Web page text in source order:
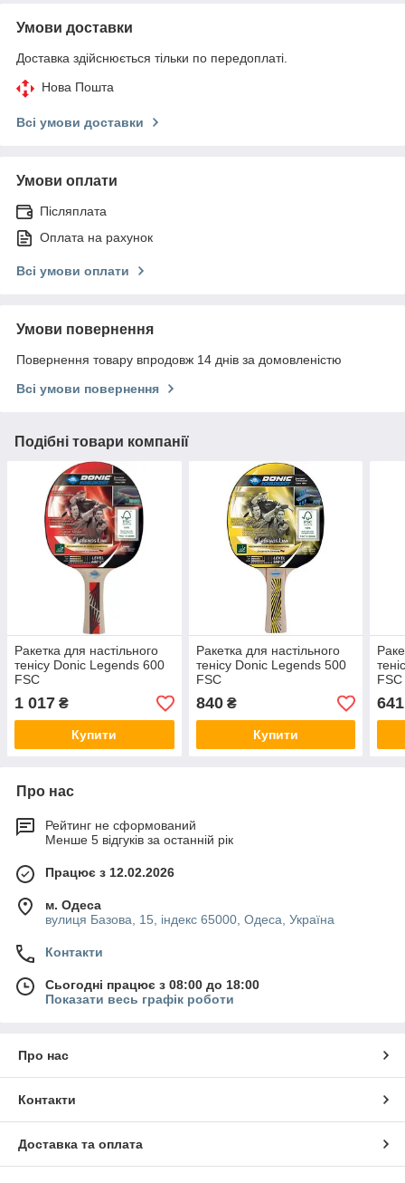
Умови доставки
Доставка здійснюється тільки по передоплаті.
Нова Пошта
Всі умови доставки
Умови оплати
Післяплата
Оплата на рахунок
Всі умови оплати
Умови повернення
Повернення товару впродовж 14 днів за домовленістю
Всі умови повернення
Подібні товари компанії
Ракетка для настільного
тенісу Donic Legends 600
FSC
1 017 ₴
Купити
Ракетка для настільного
тенісу Donic Legends 500
FSC
840₴
Купити
FSC
641
Про нас
Рейтинг не сформований
Менше 5 відгуків за останній рік
Працює з 12.02.2026
м. Одеса
вулиця Базова, 15, індекс 65000, Одеса, Україна
Контакти
Сьогодні працює з 08:00 до 18:00
Показати весь графік роботи
Про нас
Контакти
Доставка та оплата